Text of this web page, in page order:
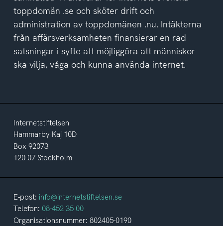
toppdomän .se och sköter drift och
administration av toppdomänen .nu. Intäkterna
från affärsverksamheten finansierar en rad
satsningar i syfte att möjliggöra att människor
ska vilja, våga och kunna använda internet.
Internetstiftelsen
Hammarby Kaj 10D
Box 92073
120 07 Stockholm
E-post: info@internetstiftelsen.se
Telefon: 08-452 35 00
Organisationsnummer: 802405-0190